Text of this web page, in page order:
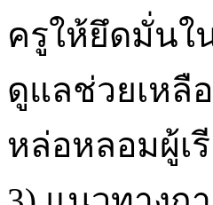
ครูให้ยึดมั่นใ
ดูแลช่วยเหลื
หล่อหลอมผู้เ